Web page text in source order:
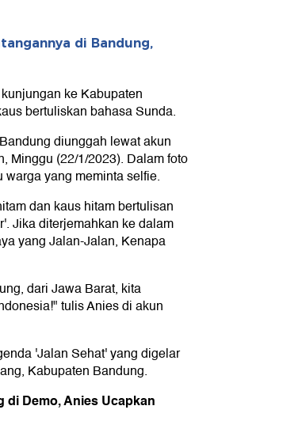
di Bandung,
ke Kabupaten
bertuliskan bahasa Sunda.
diunggah lewat akun
Minggu (22/1/2023). Dalam foto
yang meminta selfie.
dan kaus hitam bertulisan
Jika diterjemahkan ke dalam
yang Jalan-Jalan, Kenapa
dari Jawa Barat, kita
tulis Anies di akun
'Jalan Sehat' yang digelar
Kabupaten Bandung.
Demo, Anies Ucapkan